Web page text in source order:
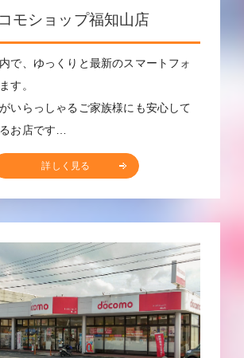
モショップ福知山店
で、ゆっくりと最新のスマートフォ
す。
いらっしゃるご家族様にも安心して
お店です…
詳しく見る